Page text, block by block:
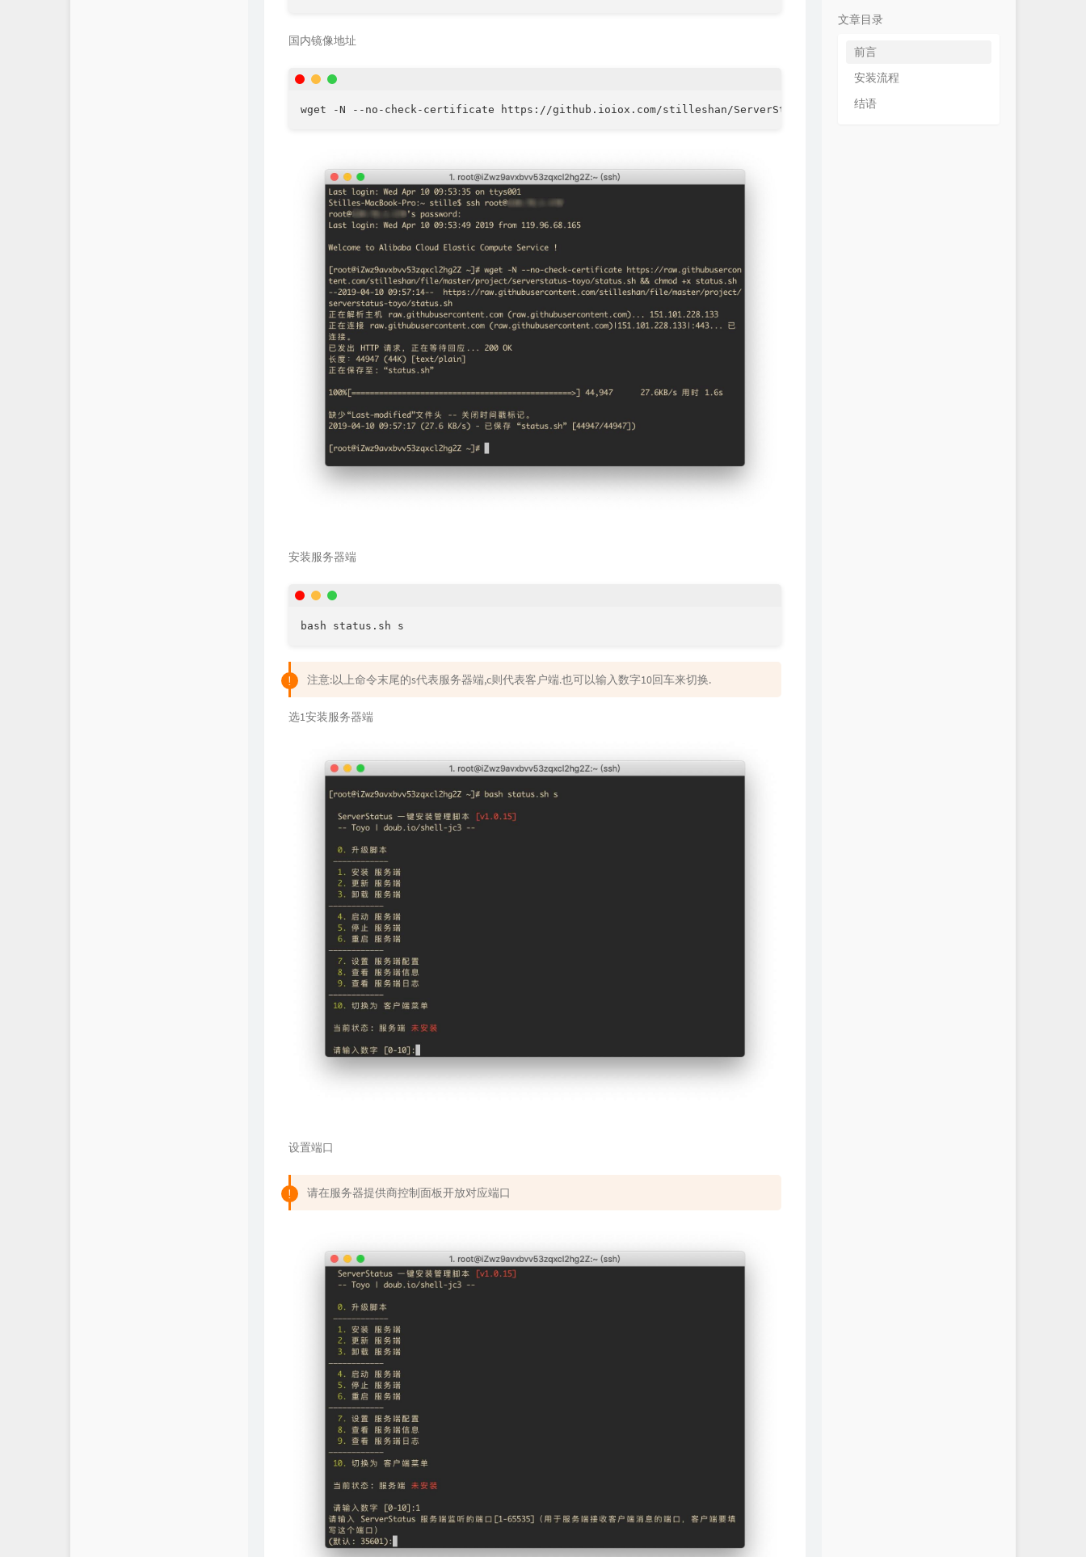
国内镜像地址
wget -N --no-check-certificate https://github.ioiox.com/stilleshan/ServerStatus/raw/branch/master/status.sh && chmod +x
安装服务器端
注意:以上命令末尾的s代表服务器端,c则代表客户端.也可以输入数字10回车来切换.
选1安装服务器端
设置端口
请在服务器提供商控制面板开放对应端口
文章目录
前言
安装流程
结语